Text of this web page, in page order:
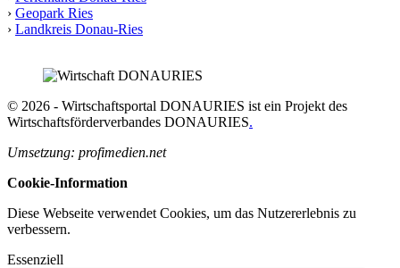
› Geopark Ries
› Landkreis Donau-Ries
© 2026 - Wirtschaftsportal DONAURIES ist ein Projekt des
Wirtschaftsförderverbandes DONAURIES.
Umsetzung: profimedien.net
Cookie-Information
Diese Webseite verwendet Cookies, um das Nutzererlebnis zu
verbessern.
Essenziell